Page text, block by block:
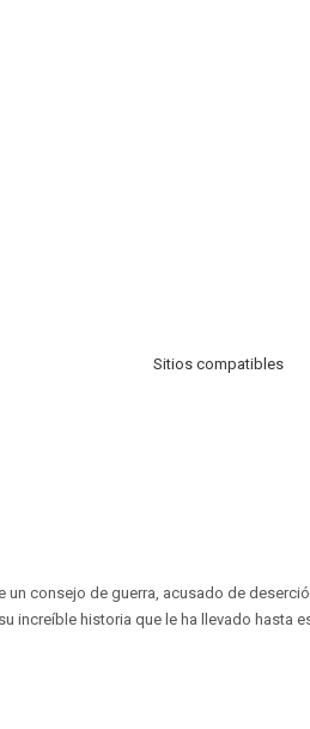
Sitios compatibles
un consejo de guerra, acusado de
increíble historia que le ha llevado hasta